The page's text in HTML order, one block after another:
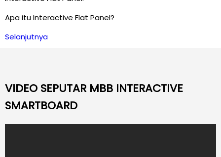
Apa itu Interactive Flat Panel?
Selanjutnya
VIDEO SEPUTAR MBB INTERACTIVE
SMARTBOARD